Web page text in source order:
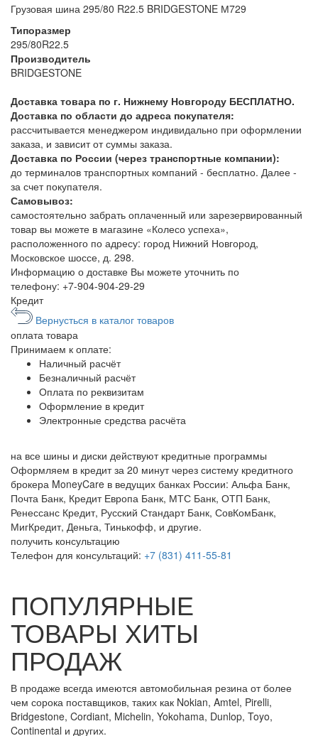
Грузовая шина 295/80 R22.5 BRIDGESTONE М729
Типоразмер
295/80R22.5
Производитель
BRIDGESTONE
Доставка товара по г. Нижнему Новгороду БЕСПЛАТНО.
Доставка по области до адреса покупателя:
рассчитывается менеджером индивидально при оформлении
заказа, и зависит от суммы заказа.
Доставка по России (через транспортные компании):
до терминалов транспортных компаний - бесплатно. Далее -
за счет покупателя.
Самовывоз:
самостоятельно забрать оплаченный или зарезервированный
товар вы можете в магазине «Колесо успеха»,
расположенного по адресу: город Нижний Новгород,
Московское шоссе, д. 298.
Информацию о доставке Вы можете уточнить по
телефону: +7-904-904-29-29
Кредит
Вернусться в каталог товаров
оплата товара
Принимаем к оплате:
Наличный расчёт
Безналичный расчёт
Оплата по реквизитам
Оформление в кредит
Электронные средства расчёта
на все шины и диски действуют кредитные программы
Оформляем в кредит за 20 минут через систему кредитного
брокера MoneyCare в ведущих банках России: Альфа Банк,
Почта Банк, Кредит Европа Банк, МТС Банк, ОТП Банк,
Ренессанс Кредит, Русский Стандарт Банк, СовКомБанк,
МигКредит, Деньга, Тинькофф, и другие.
получить консультацию
Телефон для консультаций: +7 (831) 411-55-81
ПОПУЛЯРНЫЕ
ТОВАРЫ ХИТЫ
ПРОДАЖ
В продаже всегда имеются автомобильная резина от более
чем сорока поставщиков, таких как Nokian, Amtel, Pirelli,
Bridgestone, Cordiant, Michelin, Yokohama, Dunlop, Toyo,
Continental и других.